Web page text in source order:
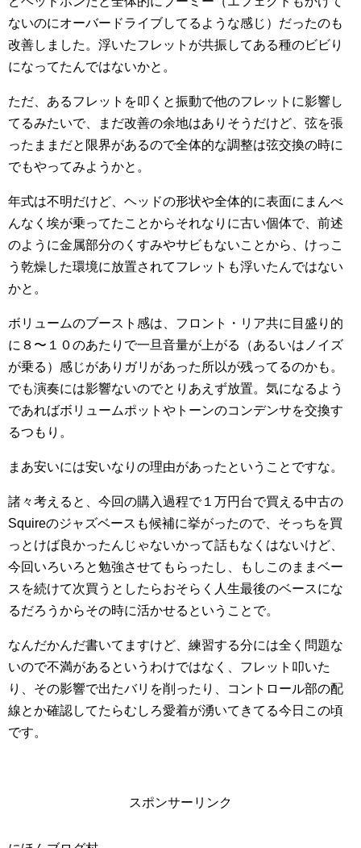
ないのにオーバードライブしてるような感じ）だったのも
改善しました。浮いたフレットが共振してある種のビビり
になってたんではないかと。
ただ、あるフレットを叩くと振動で他のフレットに影響し
てるみたいで、まだ改善の余地はありそうだけど、弦を張
ったままだと限界があるので全体的な調整は弦交換の時に
でもやってみようかと。
年式は不明だけど、ヘッドの形状や全体的に表面にまんべ
んなく埃が乗ってたことからそれなりに古い個体で、前述
のように金属部分のくすみやサビもないことから、けっこ
う乾燥した環境に放置されてフレットも浮いたんではない
かと。
ボリュームのブースト感は、フロント・リア共に目盛り的
に８〜１０のあたりで一旦音量が上がる（あるいはノイズ
が乗る）感じがありガリがあった所以が残ってるのかも。
でも演奏には影響ないのでとりあえず放置。気になるよう
であればボリュームポットやトーンのコンデンサを交換す
るつもり。
まあ安いには安いなりの理由があったということですな。
諸々考えると、今回の購入過程で１万円台で買える中古の
Squireのジャズベースも候補に挙がったので、そっちを買
っとけば良かったんじゃないかって話もなくはないけど、
今回いろいろと勉強させてもらったし、もしこのままベー
スを続けて次買うとしたらおそらく人生最後のベースにな
るだろうからその時に活かせるということで。
なんだかんだ書いてますけど、練習する分には全く問題な
いので不満があるというわけではなく、フレット叩いた
り、その影響で出たバリを削ったり、コントロール部の配
線とか確認してたらむしろ愛着が湧いてきてる今日この頃
です。
スポンサーリンク